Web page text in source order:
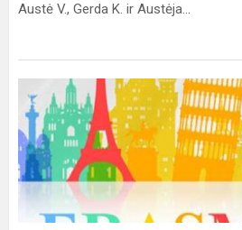
Austė V., Gerda K. ir Austėja...
Kviečiame
Prienų
r.
mokyklų
vadovus
mokytojus